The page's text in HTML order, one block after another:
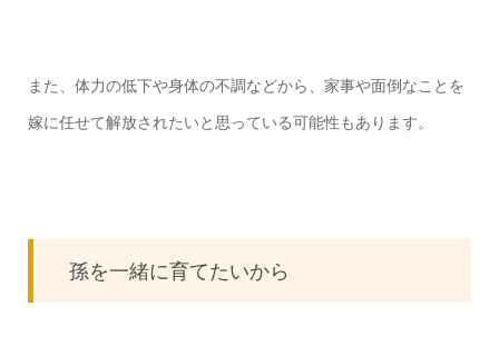
また、体力の低下や身体の不調などから、家事や面倒なことを
嫁に任せて解放されたいと思っている可能性もあります。
孫を一緒に育てたいから